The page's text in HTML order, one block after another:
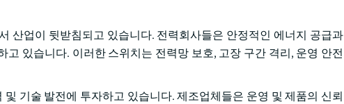
산업이 뒷받침되고 있습니다. 전력회사들은 안정적인 에너지 공급과
있습니다. 이러한 스위치는 전력망 보호, 고장 구간 격리, 운영 안전
기술 발전에 투자하고 있습니다. 제조업체들은 운영 및 제품의 신뢰